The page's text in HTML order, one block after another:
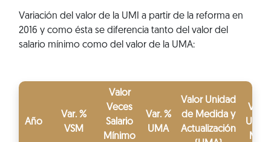
Variación del valor de la UMI a partir de la reforma en
2016 y como ésta se diferencia tanto del valor del
salario mínimo como del valor de la UMA:
Año
Var. %
VSM
Valor
Veces
Salario
Mínimo
Var. %
UMA
Valor Unidad
de Medida y
Actualización
Var.